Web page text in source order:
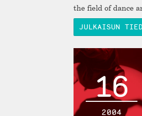
the field of dance
JULKAISUN
16
2004